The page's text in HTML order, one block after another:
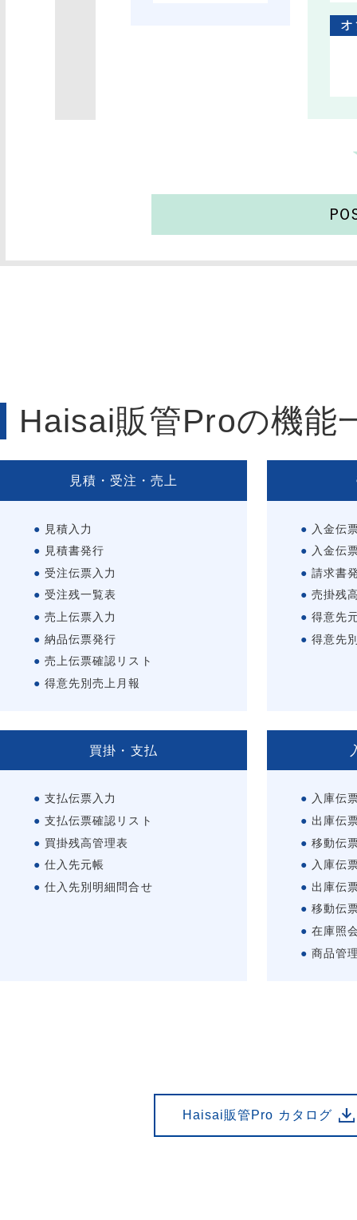
Haisai販管Proの機能
見積・受注・売上
見積入力
見積書発行
受注伝票入力
受注残一覧表
売上伝票入力
納品伝票発行
売上伝票確認リスト
得意先別売上月報
入金伝
入金伝
請求書
売掛残
得意先
得意先
買掛・支払
支払伝票入力
支払伝票確認リスト
買掛残高管理表
仕入先元帳
仕入先別明細問合せ
入庫伝
出庫伝
移動伝
入庫伝
出庫伝
移動伝
在庫照
商品管
Haisai販管Pro カタログ